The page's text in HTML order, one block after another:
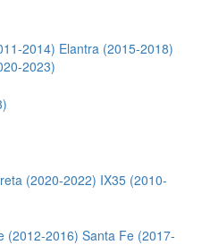
2014) Elantra (2015-2018)
2023)
(2020-2022) IX35 (2010-
(2012-2016) Santa Fe (2017-